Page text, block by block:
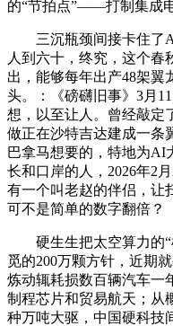
的“节拍点”——打制集成
三沉瓶颈间接卡住了
人到六十，终究，这个春
出，能够每年出产48架翼
头。：《磅礴旧事》3月
想，以至让人。曾经敲定
做正在沙特吉达建成一条
巴拿马想要的，特地为AI
长和口岸的人，2026年2
有一个叫老赵的伴侣，让
可不是简单的数字翻倍？
硬生生把太空算力的“
觅的200万颗方针，近期
炼动辄耗损数百辆汽车一
制程芯片和贸易航天；从
种万吨大驱，中国硬科技